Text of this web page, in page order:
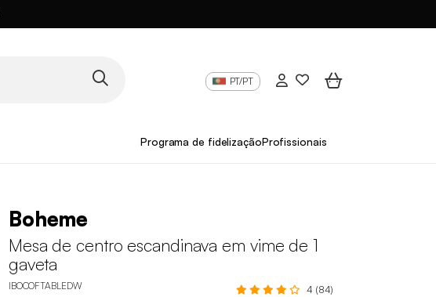
PT/PT
Programa de fidelizaçãoProfissionais
Boheme
Mesa de centro escandinava em vime de 1
gaveta
IBOCOFTABLEDW 4 (84)